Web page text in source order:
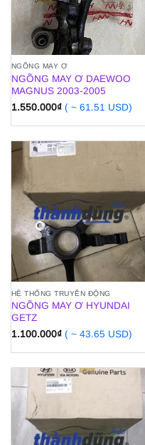
NGÕNG MAY Ơ
NGÕNG MAY Ơ DAEWOO
MAGNUS 2003-2005
1.550.000₫ ( ~ 61.51 USD)
HỆ THỐNG TRUYỀN ĐỘNG
NGÕNG MAY Ơ HYUNDAI
GETZ
1.100.000₫ ( ~ 43.65 USD)